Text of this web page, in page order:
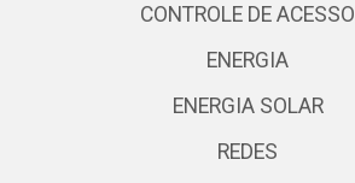
CONTROLE DE ACESSO
ENERGIA
ENERGIA SOLAR
REDES